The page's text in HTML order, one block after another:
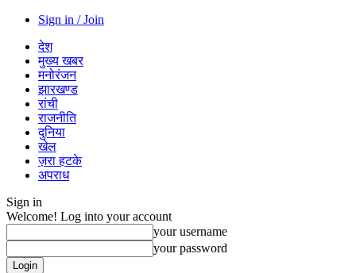
Sign in / Join
देश
मुख्य खबर
मनोरंजन
झारखण्ड
रांची
राजनीति
दुनिया
खेल
ज़रा हटके
अपराध
Sign in
Welcome! Log into your account
your username
your password